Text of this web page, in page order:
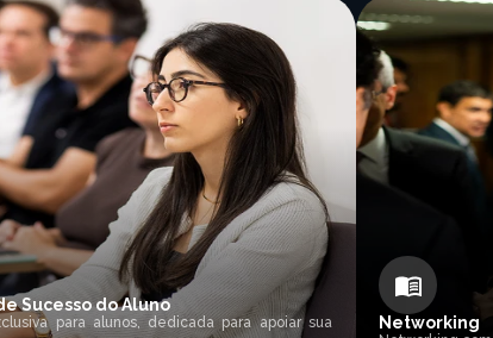
Sucesso do Aluno
para alunos, dedicada para apoiar sua
Networking